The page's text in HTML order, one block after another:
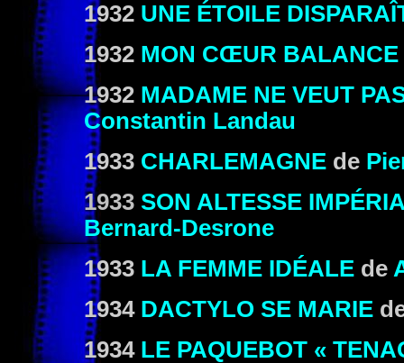
1932 UNE ÉTOILE
1932 MON CŒUR BALANCE
1932 MADAME NE VEUT
Constantin Landau
1933 CHARLEMAGNE de
1933 SON ALTESSE
Bernard-Desrone
1933 LA FEMME IDÉALE de
1934 DACTYLO SE MARIE
1934 LE PAQUEBOT «